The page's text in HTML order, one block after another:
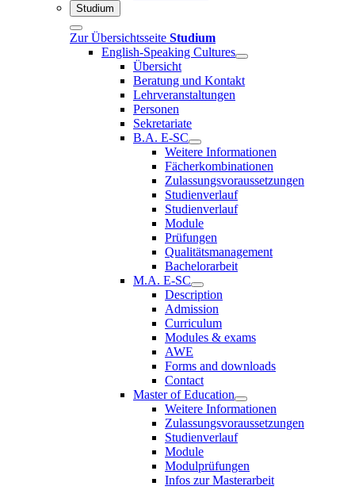
Studium
Zur Übersichtsseite Studium
English-Speaking Cultures
Übersicht
Beratung und Kontakt
Lehrveranstaltungen
Personen
Sekretariate
B.A. E-SC
Weitere Informationen
Fächerkombinationen
Zulassungsvoraussetzungen
Studienverlauf
Studienverlauf
Module
Prüfungen
Qualitätsmanagement
Bachelorarbeit
M.A. E-SC
Description
Admission
Curriculum
Modules & exams
AWE
Forms and downloads
Contact
Master of Education
Weitere Informationen
Zulassungsvoraussetzungen
Studienverlauf
Module
Modulprüfungen
Infos zur Masterarbeit